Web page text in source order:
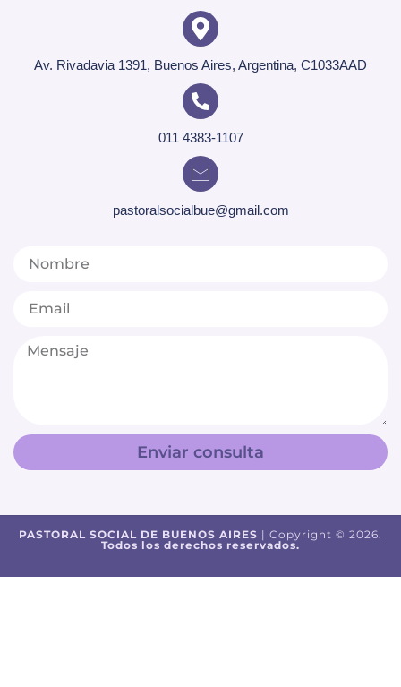
Av. Rivadavia 1391, Buenos Aires, Argentina, C1033AAD
011 4383-1107
pastoralsocialbue@gmail.com
Enviar consulta
PASTORAL SOCIAL DE BUENOS AIRES | Copyright © 2026.
Todos los derechos reservados.